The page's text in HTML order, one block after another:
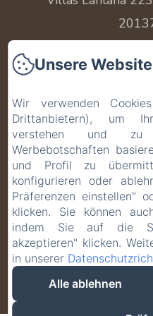
Rechtliche
EN
Powered
Unsere
Wir verwenden
Drittanbietern), um
verstehen und
Werbebotschaften
und Profil zu
konfigurieren oder
Präferenzen einstellen"
klicken. Sie können
indem Sie auf die
akzeptieren" klicken.
in unserer
Alle ablehnen